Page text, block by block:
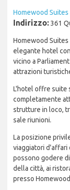
Homewood
Indirizzo:361
Homewood
elegante hotel
vicino a
attrazioni
L'hotel offre suite
completamente
strutture in loco,
sale riunioni.
La posizione
viaggiatori d'affari
possono godere
della città, ai
presso